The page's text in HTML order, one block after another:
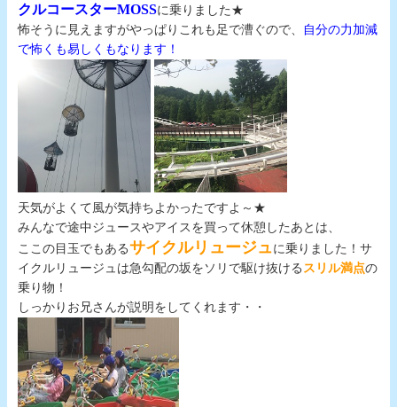
クルコースターMOSSに乗りました★
怖そうに見えますがやっぱりこれも足で漕ぐので、
自分の力加減
で怖くも易しくもなります！
天気がよくて風が気持ちよかったですよ～★
みんなで途中ジュースやアイスを買って休憩したあとは、
ここの目玉でもあるサイクルリュージュに乗りました！サ
イクルリュージュは急勾配の坂をソリで駆け抜ける スリル満点の
乗り物！
しっかりお兄さんが説明をしてくれます・・